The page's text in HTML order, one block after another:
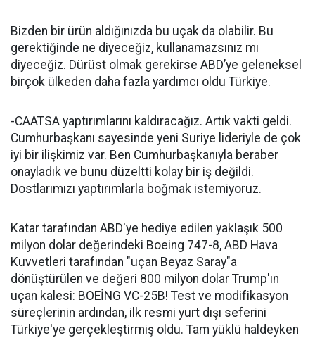
Bizden bir ürün aldığınızda bu uçak da olabilir. Bu
gerektiğinde ne diyeceğiz, kullanamazsınız mı
diyeceğiz. Dürüst olmak gerekirse ABD’ye geleneksel
birçok ülkeden daha fazla yardımcı oldu Türkiye.
-CAATSA yaptırımlarını kaldıracağız. Artık vakti geldi.
Cumhurbaşkanı sayesinde yeni Suriye lideriyle de çok
iyi bir ilişkimiz var. Ben Cumhurbaşkanıyla beraber
onayladık ve bunu düzeltti kolay bir iş değildi.
Dostlarımızı yaptırımlarla boğmak istemiyoruz.
Katar tarafından ABD'ye hediye edilen yaklaşık 500
milyon dolar değerindeki Boeing 747-8, ABD Hava
Kuvvetleri tarafından "uçan Beyaz Saray"a
dönüştürülen ve değeri 800 milyon dolar Trump'ın
uçan kalesi: BOEİNG VC-25B! Test ve modifikasyon
süreçlerinin ardından, ilk resmi yurt dışı seferini
Türkiye'ye gerçekleştirmiş oldu. Tam yüklü haldeyken